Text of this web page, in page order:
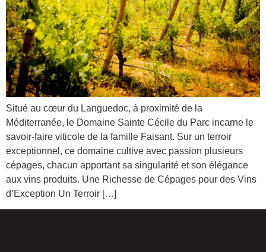
Situé au cœur du Languedoc, à proximité de la
Méditerranée, le Domaine Sainte Cécile du Parc incarne le
savoir-faire viticole de la famille Faisant. Sur un terroir
exceptionnel, ce domaine cultive avec passion plusieurs
cépages, chacun apportant sa singularité et son élégance
aux vins produits. Une Richesse de Cépages pour des Vins
d’Exception Un Terroir […]